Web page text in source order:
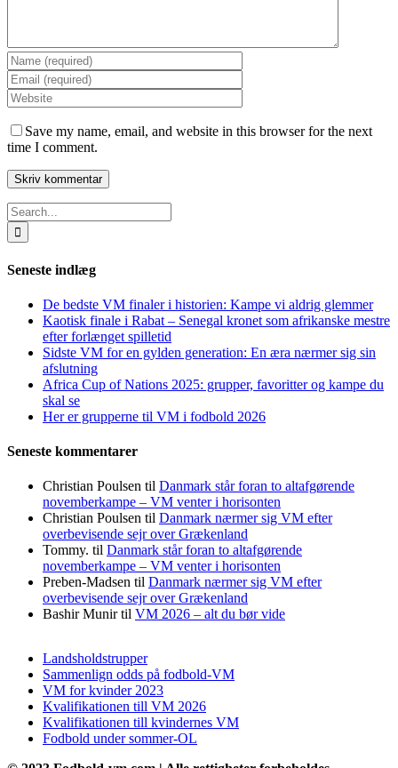
Save my name, email, and website in this browser for the next
time I comment.
Search
for:
Seneste indlæg
De bedste VM finaler i historien: Kampe vi aldrig glemmer
Kaotisk finale i Rabat – Senegal kronet som afrikanske mestre
efter forlænget spilletid
Sidste VM for en gylden generation: En æra nærmer sig sin
afslutning
Africa Cup of Nations 2025: grupper, favoritter og kampe du
skal se
Her er grupperne til VM i fodbold 2026
Seneste kommentarer
Christian Poulsen til Danmark står foran to altafgørende
novemberkampe – VM venter i horisonten
Christian Poulsen til Danmark nærmer sig VM efter
overbevisende sejr over Grækenland
Tommy. til Danmark står foran to altafgørende
novemberkampe – VM venter i horisonten
Preben-Madsen til Danmark nærmer sig VM efter
overbevisende sejr over Grækenland
Bashir Munirtil VM 2026 – alt du bør vide
Landsholdstrupper
Sammenlign odds på fodbold-VM
VM for kvinder 2023
Kvalifikationen till VM 2026
Kvalifikationen till kvindernes VM
Fodbold under sommer-OL